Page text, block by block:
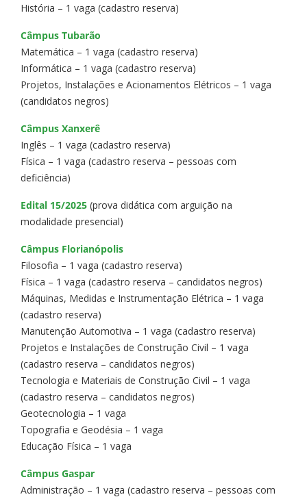
História – 1 vaga (cadastro reserva)
Câmpus Tubarão
Matemática – 1 vaga (cadastro reserva)
Informática – 1 vaga (cadastro reserva)
Projetos, Instalações e Acionamentos Elétricos – 1 vaga
(candidatos negros)
Câmpus Xanxerê
Inglês – 1 vaga (cadastro reserva)
Física – 1 vaga (cadastro reserva – pessoas com
deficiência)
Edital 15/2025 (prova didática com arguição na
modalidade presencial)
Câmpus Florianópolis
Filosofia – 1 vaga (cadastro reserva)
Física – 1 vaga (cadastro reserva – candidatos negros)
Máquinas, Medidas e Instrumentação Elétrica – 1 vaga
(cadastro reserva)
Manutenção Automotiva – 1 vaga (cadastro reserva)
Projetos e Instalações de Construção Civil – 1 vaga
(cadastro reserva – candidatos negros)
Tecnologia e Materiais de Construção Civil – 1 vaga
(cadastro reserva – candidatos negros)
Geotecnologia – 1 vaga
Topografia e Geodésia – 1 vaga
Educação Física – 1 vaga
Câmpus Gaspar
Administração – 1 vaga (cadastro reserva – pessoas com